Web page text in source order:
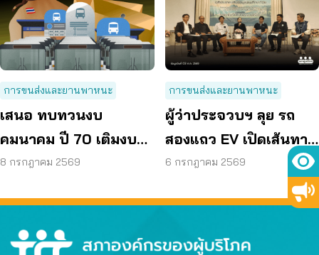
การขนส่งและยานพาหนะ
เสนอ ทบทวนงบ
คมนาคม ปี 70 เติมงบรถ
โดยสารทุกจังหวัดลดค่า
ถนน
8 กรกฎาคม 2569
การขนส่งและยานพาหนะ
ผู้ว่าประจวบฯ ลุย รถ
สองแถว EV เปิดเส้นทาง
แรกใน 3 เดือน
6 กรกฎาคม 2569